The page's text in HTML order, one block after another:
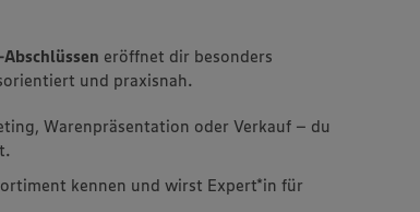
eröffnet dir besonders
und praxisnah.
Warenpräsentation oder Verkauf – du
kennen und wirst Expert*in für